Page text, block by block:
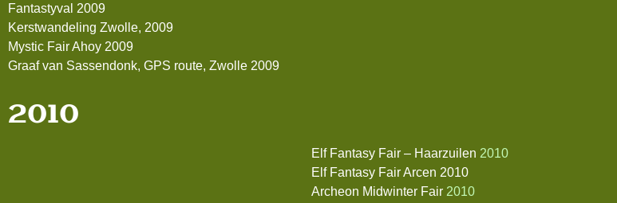
Fantastyval 2009
Kerstwandeling Zwolle, 2009
Mystic Fair Ahoy 2009
Graaf van Sassendonk, GPS route, Zwolle 2009
2010
Elf Fantasy Fair – Haarzuilen 2010
Elf Fantasy Fair Arcen 2010
Archeon Midwinter Fair 2010